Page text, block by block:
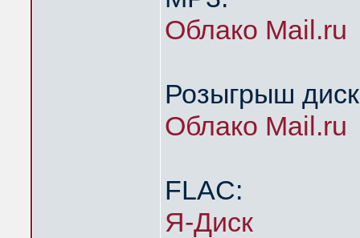
Облако Mail.ru
Розыгрыш
Облако Mail.ru
FLAC:
Я-Диск